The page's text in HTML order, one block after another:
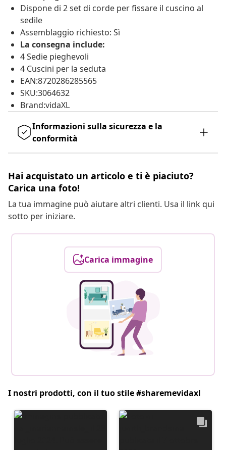
Dispone di 2 set di corde per fissare il cuscino al
sedile
Assemblaggio richiesto: Sì
La consegna include:
4 Sedie pieghevoli
4 Cuscini per la seduta
EAN:8720286285565
SKU:3064632
Brand:vidaXL
Informazioni sulla sicurezza e la
conformità
Hai acquistato un articolo e ti è piaciuto?
Carica una foto!
La tua immagine può aiutare altri clienti. Usa il link qui
sotto per iniziare.
Carica immagine
I nostri prodotti, con il tuo stile #sharemevidaxl